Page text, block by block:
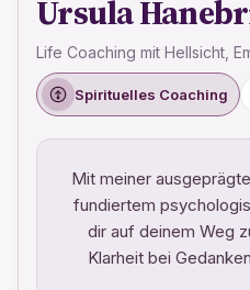
Ursula
Life Coaching mit Hellsicht,
Spirituelles Coaching
Mit meiner
fundiertem
dir auf deinem Weg
Klarheit bei